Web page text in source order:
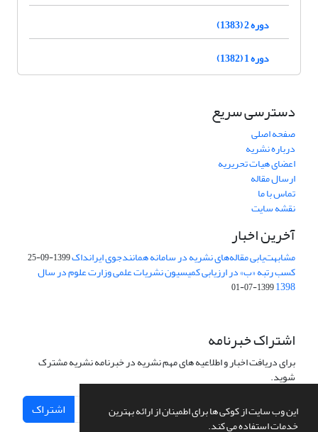
این وب سایت از کوکی ها برای اطمینان از ارائه بهترین
خدمات استفاده می کند.
دوره 2 (1383)
دوره 1 (1382)
دسترسی سریع
صفحه اصلی
درباره نشریه
اعضای هیات تحریریه
ارسال مقاله
تماس با ما
نقشه سایت
آخرین اخبار
مشابهت‌یابی مقاله‌های نشریه در سامانه همانندجوی ایرانداک1399-09-25
کسب رتبه «ب» در ارزیابی کمیسیون نشریات علمی وزارت علوم در سال
1398
1399-07-01
اشتراک خبرنامه
برای دریافت اخبار و اطلاعیه های مهم نشریه در خبرنامه نشریه مشترک
شوید.
اشتراک